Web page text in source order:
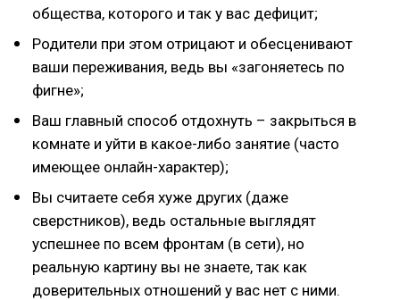
общества, которого и так у вас дефицит;
Родители при этом отрицают и обесценивают
ваши переживания, ведь вы «загоняетесь по
фигне»;
Ваш главный способ отдохнуть – закрыться в
комнате и уйти в какое-либо занятие (часто
имеющее онлайн-характер);
Вы считаете себя хуже других (даже
сверстников), ведь остальные выглядят
успешнее по всем фронтам (в сети), но
реальную картину вы не знаете, так как
доверительных отношений у вас нет с ними.